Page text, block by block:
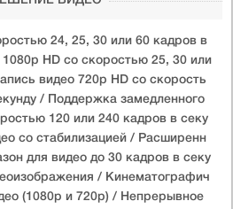
24, 25, 30 или 60 кадров в
HD со скоростью 25, 30 или
видео 720p HD со скорость
/ Поддержка замедленного
120 или 240 кадров в секу
со стабилизацией / Расширенн
для видео до 30 кадров в секу
/ Кинематографич
(1080p и 720p) / Непрерывное